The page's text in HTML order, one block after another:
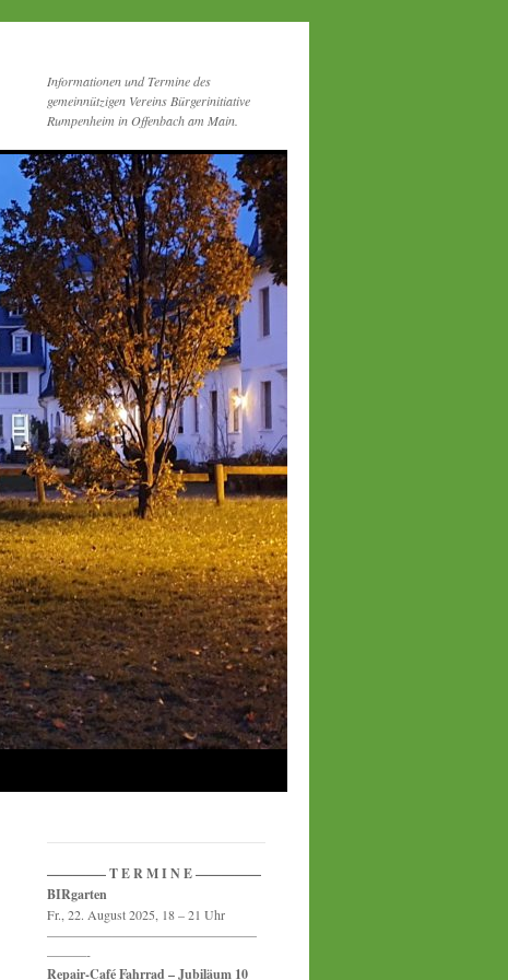
Informationen und Termine des
gemeinnützigen Vereins Bürgerinitiative
Rumpenheim in Offenbach am Main.
————– T E R M I N E —————
BIRgarten
Fr., 22. August 2025, 18 – 21 Uhr
————————————————
———-
Repair-Café Fahrrad – Jubiläum 10